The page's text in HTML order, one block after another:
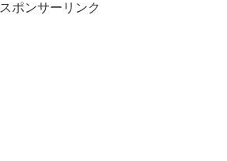
スポンサーリンク